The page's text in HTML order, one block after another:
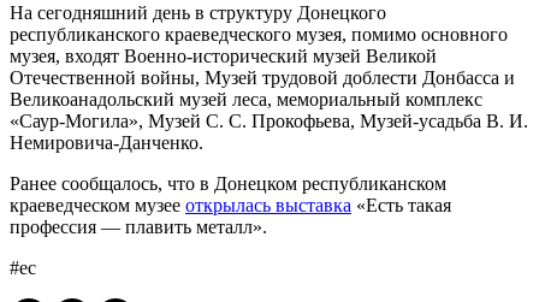
На сегодняшний день в структуру Донецкого
республиканского краеведческого музея, помимо основного
музея, входят Военно-исторический музей Великой
Отечественной войны, Музей трудовой доблести Донбасса и
Великоанадольский музей леса, мемориальный комплекс
«Саур-Могила», Музей С. С. Прокофьева, Музей-усадьба В. И.
Немировича-Данченко.
Ранее сообщалось, что в Донецком республиканском
краеведческом музее открылась выставка «Есть такая
профессия — плавить металл».
#ес